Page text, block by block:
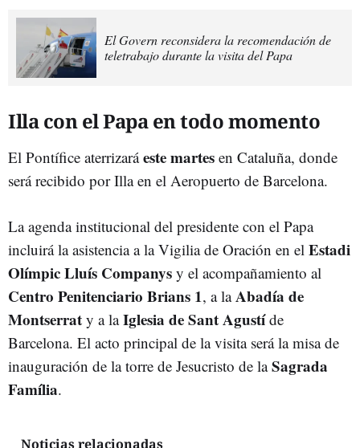
El Govern reconsidera la recomendación de
teletrabajo durante la visita del Papa
Illa con el Papa en todo momento
El Pontífice aterrizaráeste martes en Cataluña, donde
será recibido por Illa en el Aeropuerto de Barcelona.
La agenda institucional del presidente con el Papa
incluirá la asistencia a la Vigilia de Oración en el Estadi
Olímpic Lluís Companys y el acompañamiento al
Centro Penitenciario Brians 1, a laAbadía de
Montserrat y a laIglesia de Sant Agustíde
Barcelona. El acto principal de la visita será la misa de
inauguración de la torre de Jesucristo de laSagrada
Família.
Noticias relacionadas